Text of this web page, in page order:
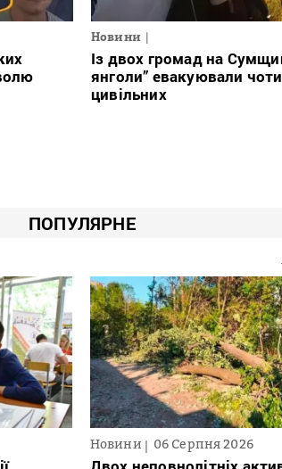
Новини
Із двох громад на
янголи” евакуювали
цивільних
ПОПУЛЯРНЕ
Новини 06 Серпня 2026